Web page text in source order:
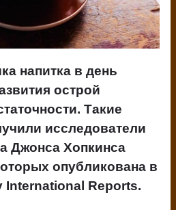
напитка в день
острой
Такие
исследователи
Джонса Хопкинса
опубликована в
International Reports.